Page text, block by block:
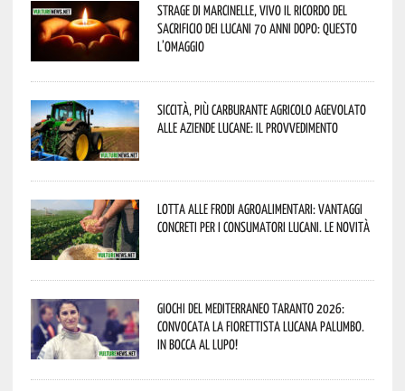
Strage di Marcinelle, vivo il ricordo del
sacrificio dei lucani 70 anni dopo: questo
l’omaggio
Siccità, più carburante agricolo agevolato
alle aziende lucane: il provvedimento
Lotta alle frodi agroalimentari: vantaggi
concreti per i consumatori lucani. Le novità
Giochi del Mediterraneo Taranto 2026:
convocata la fiorettista lucana Palumbo.
In bocca al lupo!